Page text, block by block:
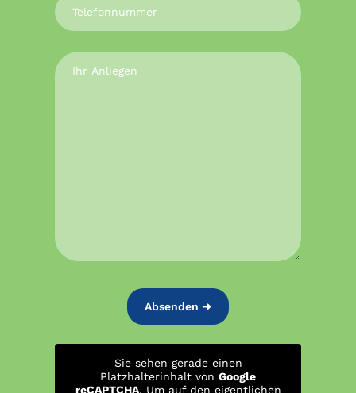
Sie sehen gerade einen
Platzhalterinhalt von Google
reCAPTCHA. Um auf den eigentlichen